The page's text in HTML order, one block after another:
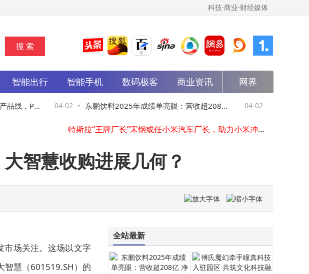
科技·商业·财经媒体
智能出行 智能手机 数码极客 商业资讯 网界
线，Poc 04-02 东鹏饮料2025年成绩单亮眼：营收超208亿
净利达44.15亿
04-02
火山引擎发力AI领域：豆包大模型使用量激增，Seedance 2.0与ArkClaw齐头并进
东鹏饮料2025年成绩单亮眼：营收超208亿 净利达44.15亿
网龙《Future Living Room: Art Corner》亮相巴塞尔，数字技术让艺术融入生活日常
雷军回应引奥迪车主换车，小米与上汽奥迪互动成汽车界佳话
火山引擎发力AI领域：豆包大模型使用量激增，Seedance 2.0与ArkClaw齐头并进
智慧收购进展几何？
市场关注。这场以文字
智慧（601519.SH）的
全站最新